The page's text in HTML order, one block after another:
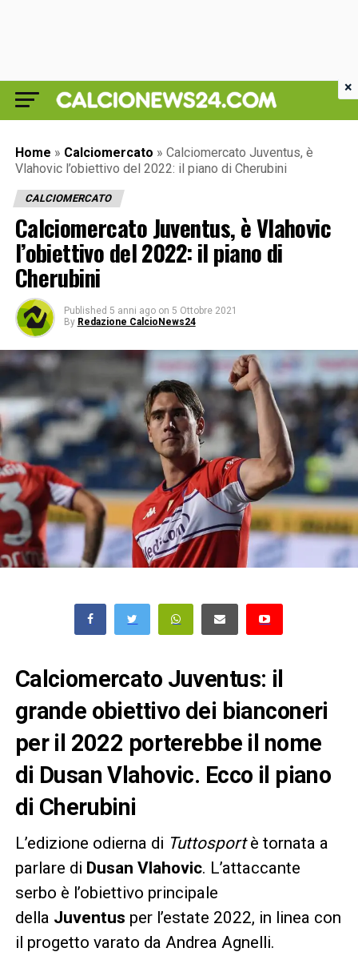
Home » Calciomercato » Calciomercato Juventus, è
Vlahovic l’obiettivo del 2022: il piano di Cherubini
CALCIOMERCATO
Calciomercato Juventus, è Vlahovic
l’obiettivo del 2022: il piano di
Cherubini
Published 5 anni ago on 5 Ottobre 2021
By Redazione CalcioNews24
Calciomercato Juventus: il
grande obiettivo dei bianconeri
per il 2022 porterebbe il nome
di Dusan Vlahovic. Ecco il piano
di Cherubini
L’edizione odierna di Tuttosportè tornata a
parlare di Dusan Vlahovic. L’attaccante
serbo è l’obiettivo principale
della Juventus per l’estate 2022, in linea con
il progetto varato da Andrea Agnelli.
×